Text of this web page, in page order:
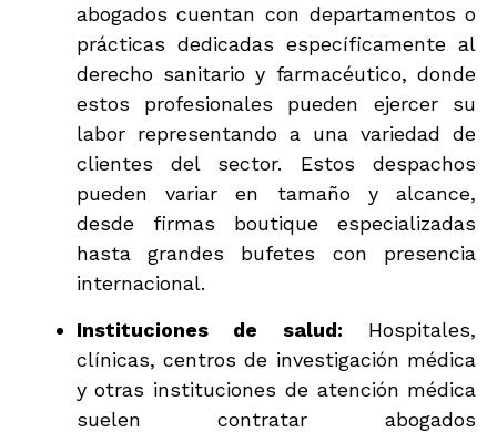
abogados cuentan con departamentos o
prácticas dedicadas específicamente al
derecho sanitario y farmacéutico, donde
estos profesionales pueden ejercer su
labor representando a una variedad de
clientes del sector. Estos despachos
pueden variar en tamaño y alcance,
desde firmas boutique especializadas
hasta grandes bufetes con presencia
internacional.
Instituciones de salud: Hospitales,
clínicas, centros de investigación médica
y otras instituciones de atención médica
suelen contratar abogados